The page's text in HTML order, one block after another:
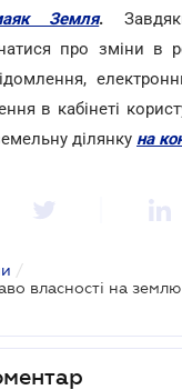
Земля.
про зміни в
в кабінеті
ділянку на
/